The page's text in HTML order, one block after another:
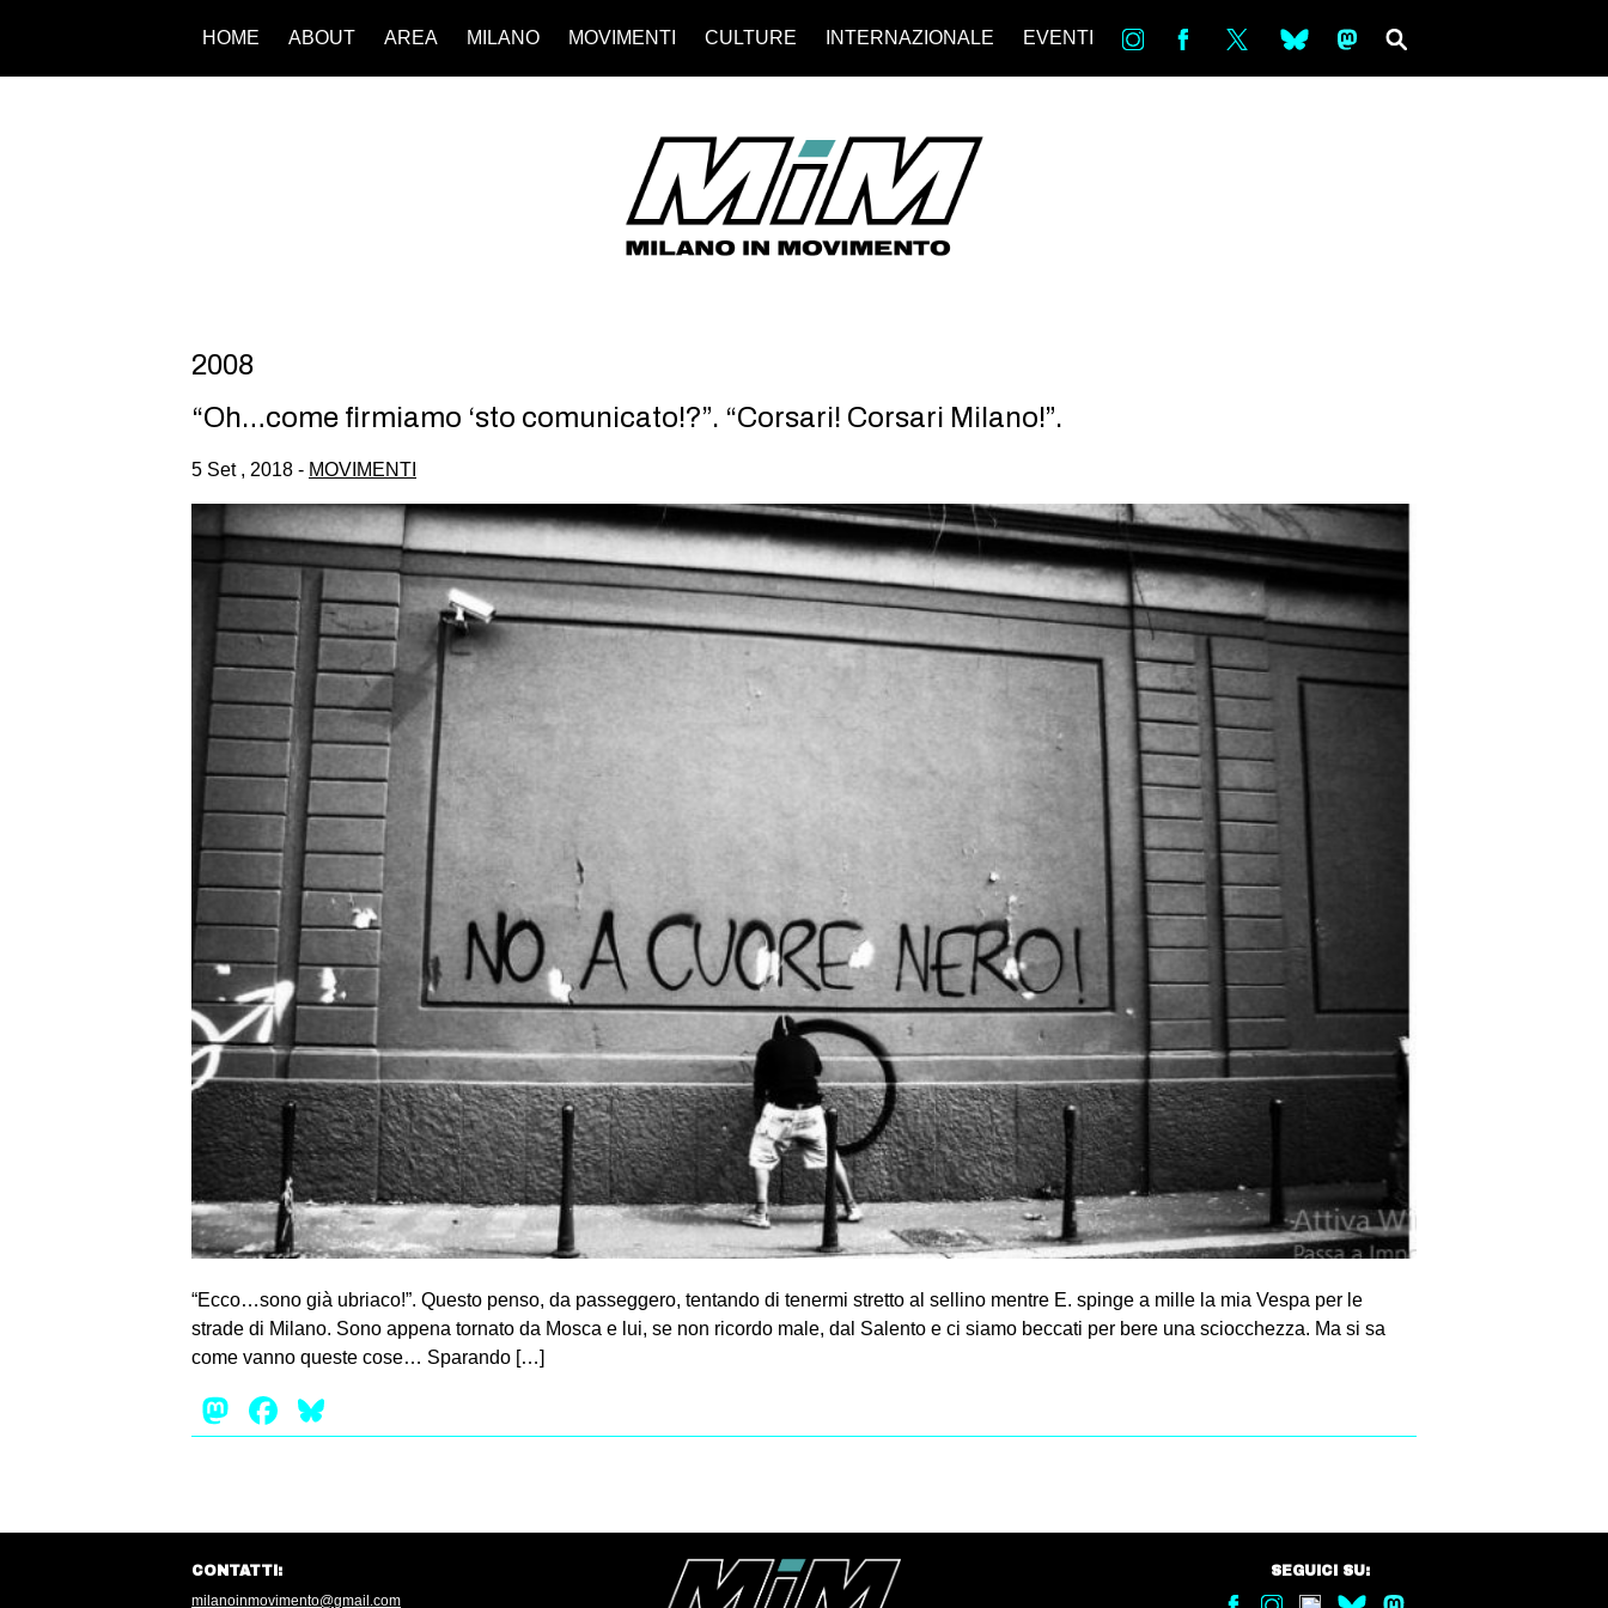
HOME ABOUT AREA MILANO MOVIMENTI CULTURE INTERNAZIONALE EVENTI in bsky ms
2008
“Oh…come firmiamo ‘sto comunicato!?”. “Corsari! Corsari Milano!”.
5 Set , 2018 - MOVIMENTI
“Ecco…sono già ubriaco!”. Questo penso, da passeggero, tentando di tenermi stretto al sellino mentre E. spinge a mille la mia Vespa per le
strade di Milano. Sono appena tornato da Mosca e lui, se non ricordo male, dal Salento e ci siamo beccati per bere una sciocchezza. Ma si sa
come vanno queste cose… Sparando […]
Mastodon
Facebook
CONTATTI:
milanoinmovimento@gmail.com
SEGUICI SU: